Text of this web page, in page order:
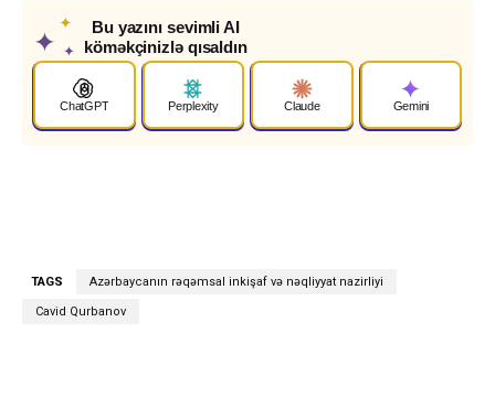
✦
✦
✦
Bu yazını sevimli AI
köməkçinizlə qısaldın
ChatGPT Perplexity Claude Gemini
TAGS Azərbaycanın rəqəmsal inkişaf və nəqliyyat nazirliyi
Cavid Qurbanov